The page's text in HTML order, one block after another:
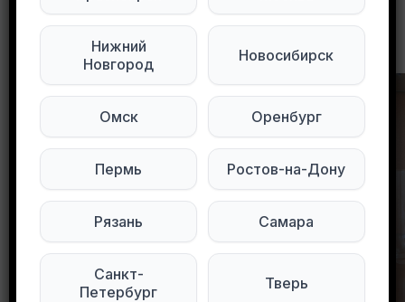
Другие объявления в этом городе
Нижний
Новгород
Новосибирск
Омск Оренбург
Пермь Ростов-на-Дону
Рязань Самара
Санкт-
Петербург
Тверь